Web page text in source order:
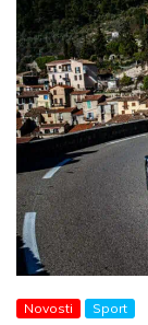
Novosti Sport